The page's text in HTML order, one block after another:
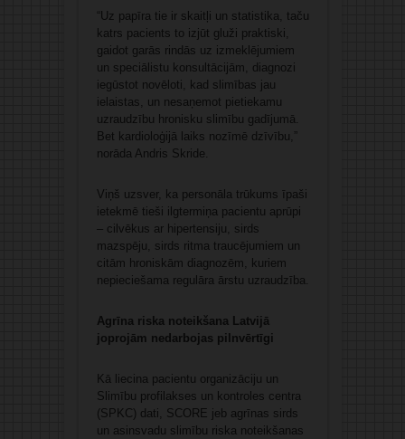
“Uz papīra tie ir skaitļi un statistika, taču
katrs pacients to izjūt gluži praktiski,
gaidot garās rindās uz izmeklējumiem
un speciālistu konsultācijām, diagnozi
iegūstot novēloti, kad slimības jau
ielaistas, un nesaņemot pietiekamu
uzraudzību hronisku slimību gadījumā.
Bet kardioloģijā laiks nozīmē dzīvību,”
norāda Andris Skride.
Viņš uzsver, ka personāla trūkums īpaši
ietekmē tieši ilgtermiņa pacientu aprūpi
– cilvēkus ar hipertensiju, sirds
mazspēju, sirds ritma traucējumiem un
citām hroniskām diagnozēm, kuriem
nepieciešama regulāra ārstu uzraudzība.
Agrīna riska noteikšana Latvijā
joprojām nedarbojas pilnvērtīgi
Kā liecina pacientu organizāciju un
Slimību profilakses un kontroles centra
(SPKC) dati, SCORE jeb agrīnas sirds
un asinsvadu slimību riska noteikšanas